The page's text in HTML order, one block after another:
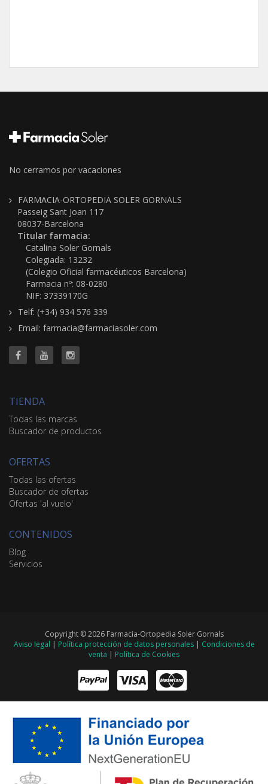
No cerramos por vacaciones
FARMACIA-ORTOPEDIA SOLER GORNALS
Passeig Sant Joan 117
08037-Barcelona
Titular farmacia:
Catalina Soler Gornals
Colegiada: 13232
(Colegio Oficial farmacéuticos Barcelona)
Farmacia nº: 08-0280
NIF: 37339170G
Telf: (+34) 934 576 339
Email: farmacia@farmaciasoler.com
TIENDA
Todas las marcas
Buscador de productos
OFERTAS
Todas las ofertas
Buscador de ofertas
Ofertas 'al vuelo'
CONTENIDOS
Blog
Servicios
Copyright © 2026 Farmacia-Ortopedia Soler Gornals
Aviso legal | Política protección de datos personales| Condiciones de
venta | Política de Cookies